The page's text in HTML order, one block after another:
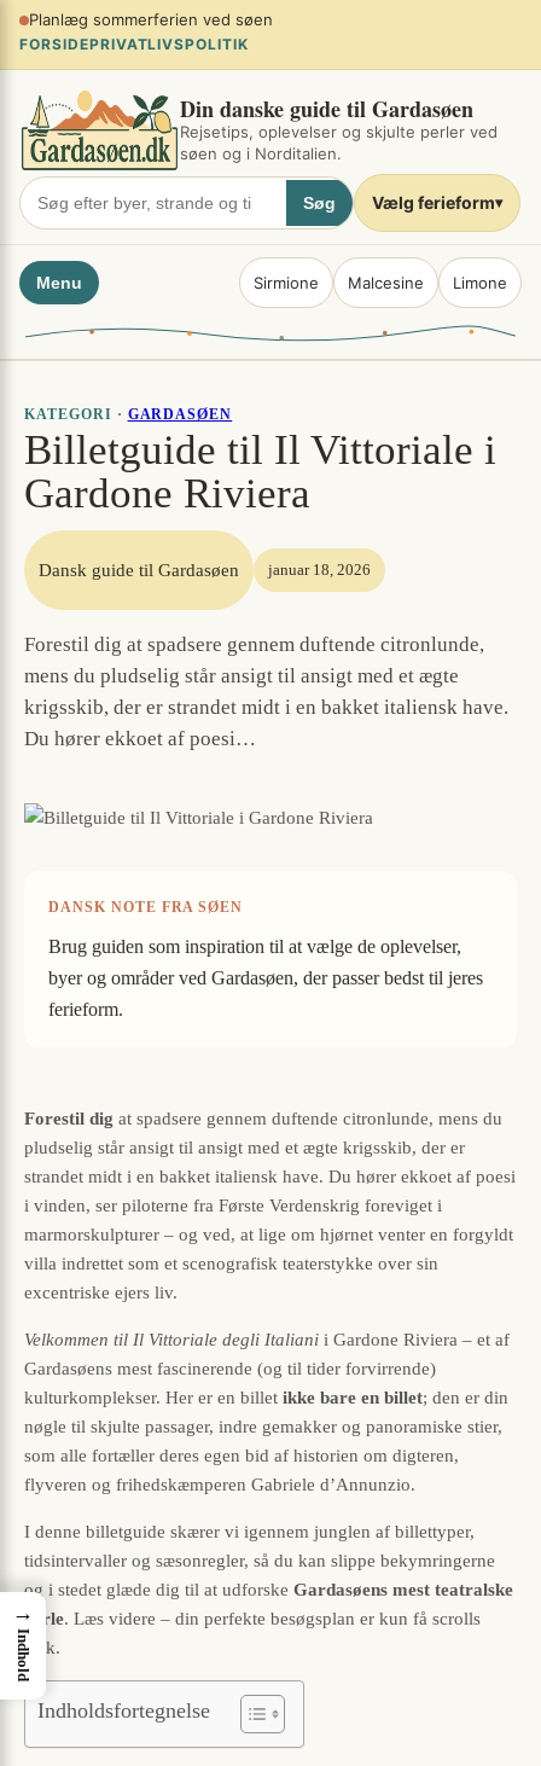
Spring
indhold
Planlæg sommerferien ved søen
FORSIDEPRIVATLIVSPOLITIK
Din danske guide til Gardasøen
Rejsetips, oplevelser og skjulte perler ved
søen og i Norditalien.
Søg Vælg ferieform▾
Menu Sirmione Malcesine Limone
KATEGORI · GARDASØEN
Billetguide til Il Vittoriale i
Gardone Riviera
Dansk guide til Gardasøen januar 18, 2026
Forestil dig at spadsere gennem duftende citronlunde,
mens du pludselig står ansigt til ansigt med et ægte
krigsskib, der er strandet midt i en bakket italiensk have.
Du hører ekkoet af poesi…
DANSK NOTE FRA SØEN
Brug guiden som inspiration til at vælge de oplevelser,
byer og områder ved Gardasøen, der passer bedst til jeres
ferieform.
Forestil dig at spadsere gennem duftende citronlunde, mens du
pludselig står ansigt til ansigt med et ægte krigsskib, der er
strandet midt i en bakket italiensk have. Du hører ekkoet af poesi
i vinden, ser piloterne fra Første Verdenskrig foreviget i
marmorskulpturer – og ved, at lige om hjørnet venter en forgyldt
villa indrettet som et scenografisk teaterstykke over sin
excentriske ejers liv.
Velkommen til Il Vittoriale degli Italiani i Gardone Riviera – et af
Gardasøens mest fascinerende (og til tider forvirrende)
kulturkomplekser. Her er en billet ikke bare en billet; den er din
nøgle til skjulte passager, indre gemakker og panoramiske stier,
som alle fortæller deres egen bid af historien om digteren,
flyveren og frihedskæmperen Gabriele d’Annunzio.
I denne billetguide skærer vi igennem junglen af billettyper,
tidsintervaller og sæsonregler, så du kan slippe bekymringerne
og i stedet glæde dig til at udforske Gardasøens mest teatralske
perle. Læs videre – din perfekte besøgsplan er kun få scrolls
væk.
Indholdsfortegnelse
→
Indhold